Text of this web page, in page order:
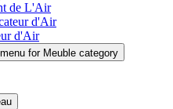
de L'Air
d'Air
d'Air
for Meuble category